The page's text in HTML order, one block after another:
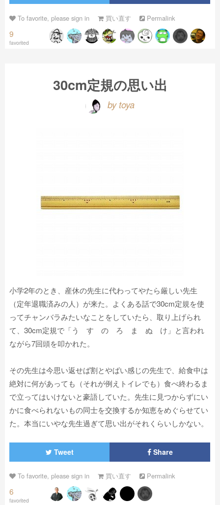
To favorite, please sign in 買い直す Permalink
9
favorited
30cm定規の思い出
by toya
小学2年のとき、産休の先生に代わってやたら厳しい先生
（定年退職済みの人）が来た。よくある話で30cm定規を使
ってチャンバラみたいなことをしていたら、取り上げられ
て、30cm定規で「う す の ろ ま ぬ け」と言われ
ながら7回頭を叩かれた。
その先生は今思い返せば割とやばい感じの先生で、給食中は
絶対に何があっても（それが例えトイレでも）食べ終わるま
で立ってはいけないと豪語していた。先生に見つからずにい
かに食べられないもの同士を交換するか知恵をめぐらせてい
た。本当にいやな先生過ぎて思い出がそれくらいしかない。
Tweet Share
To favorite, please sign in 買い直す Permalink
6
favorited